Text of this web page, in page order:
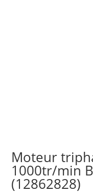
Moteur
1000tr/min
(12862828)